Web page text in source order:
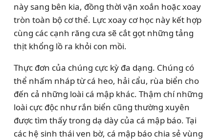
này sang bên kia, đồng thời vặn xoắn hoặc xoay
tròn toàn bộ cơ thể. Lực xoay cơ học này kết hợp
cùng các cạnh răng cưa sẽ cắt gọt những tảng
thịt khổng lồ ra khỏi con mồi.
Thực đơn của chúng cực kỳ đa dạng. Chúng có
thể nhấm nháp từ cá heo, hải cẩu, rùa biển cho
đến cả những loài cá mập khác. Thậm chí những
loài cực độc như rắn biển cũng thường xuyên
được tìm thấy trong dạ dày của cá mập báo. Tại
các hệ sinh thái ven bờ, cá mập báo chia sẻ vùng